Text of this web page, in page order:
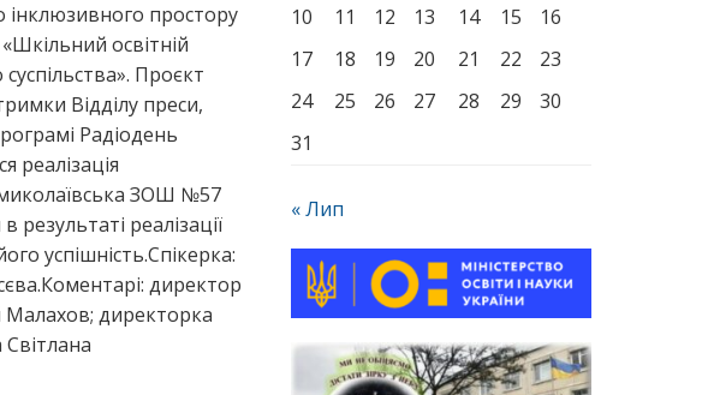
інклюзивного простору
освітній
Проєкт
Відділу преси,
Радіодень
реалізація
ЗОШ №57
реалізації
успішність.Спікерка:
директор
директорка
10
11 12 13 14 15
16
17
18 19 20 21 22
23
24
25 26 27 28 29
30
31
« Лип